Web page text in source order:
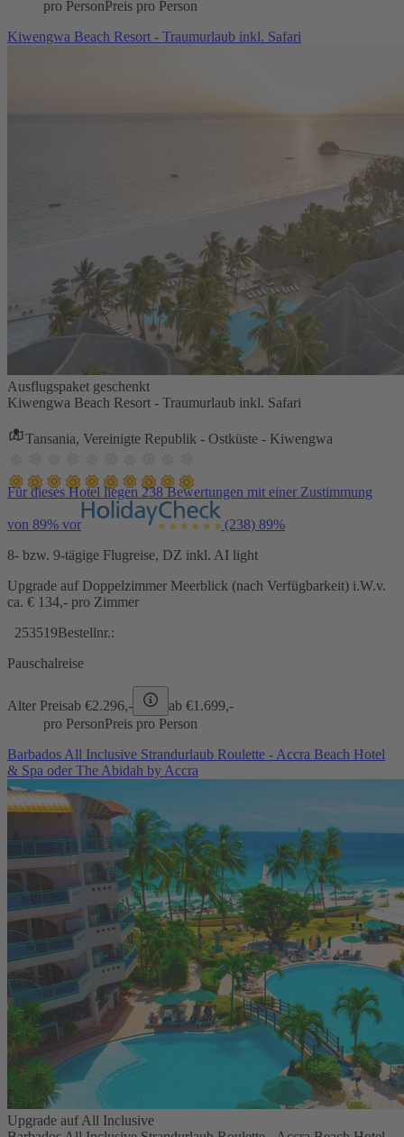
pro PersonPreis pro Person
Kiwengwa Beach Resort - Traumurlaub inkl. Safari
Ausflugspaket geschenkt
Kiwengwa Beach Resort - Traumurlaub inkl. Safari
Tansania, Vereinigte Republik - Ostküste - Kiwengwa
Für dieses Hotel liegen 238 Bewertungen mit einer Zustimmung
von 89% vor (238) 89%
8- bzw. 9-tägige Flugreise, DZ inkl. AI light
Upgrade auf Doppelzimmer Meerblick (nach Verfügbarkeit) i.W.v.
ca. € 134,- pro Zimmer
253519Bestellnr.:
Pauschalreise
Alter Preisab €2.296,- ab €1.699,-
pro PersonPreis pro Person
Barbados All Inclusive Strandurlaub Roulette - Accra Beach Hotel
& Spa oder The Abidah by Accra
Upgrade auf All Inclusive